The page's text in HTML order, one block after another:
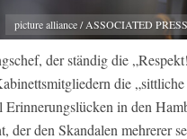
picture alliance / ASSOCIATED
der ständig die
die
Erinnerungslücken in den
der den Skandalen mehrerer